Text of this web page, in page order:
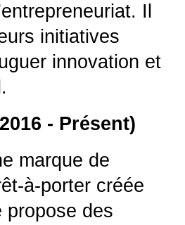
Il
initiatives
innovation et
- Présent)
marque de
à-porter créée
propose des